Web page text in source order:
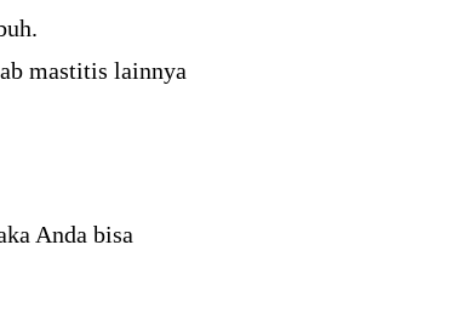
mastitis lainnya
Anda bisa